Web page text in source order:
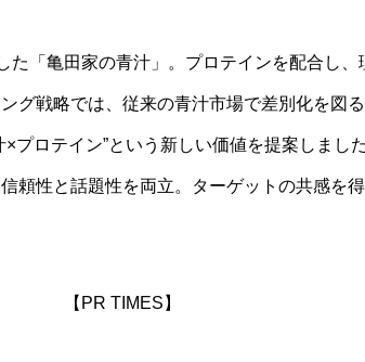
た「亀田家の青汁」。プロテインを配合し
グ戦略では、従来の青汁市場で差別化を図
プロテイン”という新しい価値を提案しまし
頼性と話題性を両立。ターゲットの共感を
【PR TIMES】